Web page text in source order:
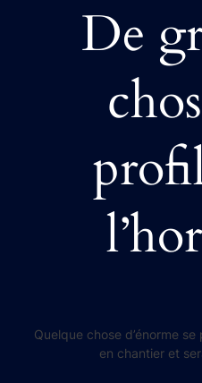
De
Quelque chose d’énorme
en chantier et